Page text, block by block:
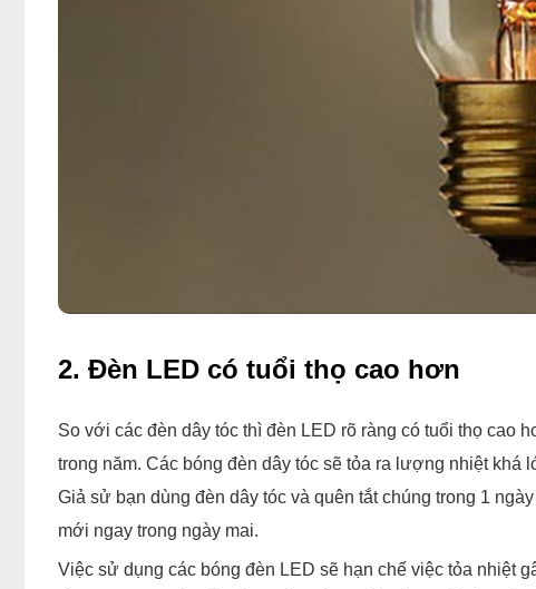
2. Đèn LED có tuổi thọ cao hơn
So với các đèn dây tóc thì đèn LED rõ ràng có tuổi thọ cao
trong năm. Các bóng đèn dây tóc sẽ tỏa ra lượng nhiệt khá
Giả sử bạn dùng đèn dây tóc và quên tắt chúng trong 1
mới ngay trong ngày mai.
Việc sử dụng các bóng đèn LED sẽ hạn chế việc tỏa nhiệt